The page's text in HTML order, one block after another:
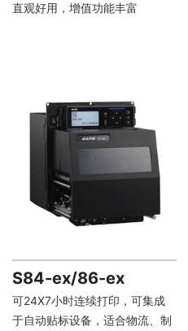
直观好用，增值功能丰富
S84-ex/86-ex
可24X7小时连续打印，可集成
于自动贴标设备，适合物流、制